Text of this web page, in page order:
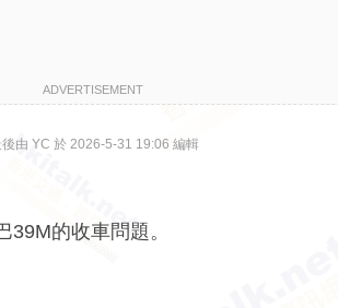
ADVERTISEMENT
由 YC 於 2026-5-31 19:06 編輯
的收車問題。